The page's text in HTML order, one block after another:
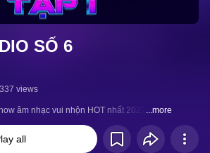
SỐ 6
views
âm nhạc vui nhộn HOT nhất 2022 ...more
all